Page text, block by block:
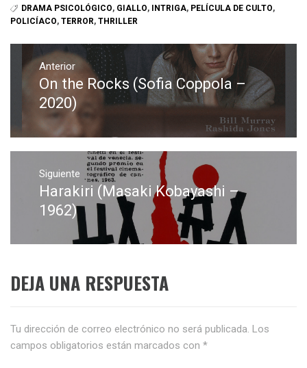
DRAMA PSICOLÓGICO, GIALLO, INTRIGA, PELÍCULA DE CULTO,
POLICÍACO, TERROR, THRILLER
Navegación
de
entradas
Anterior
Entrada
anterior:
On the Rocks (Sofia Coppola –
2020)
Siguiente
Entrada
siguiente:
Harakiri (Masaki Kobayashi –
1962)
DEJA UNA RESPUESTA
Tu dirección de correo electrónico no será publicada. Los
campos obligatorios están marcados con *